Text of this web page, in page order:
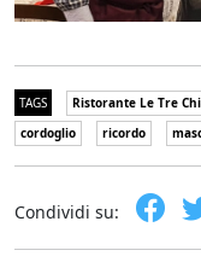
TAGS Ristorante Le Tre
cordoglio
ricordo
Condividi su: